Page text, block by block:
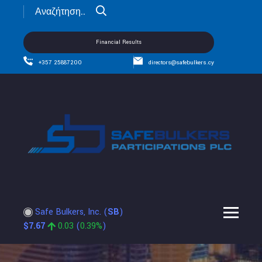
Financial Results
+357 25887200 directors@safebulkers.cy
Safe Bulkers, Inc. (SB)
$7.67 0.03 (0.39%)